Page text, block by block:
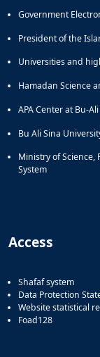
Government
President of the
Universities and
Hamadan Science
APA Center at Bu-
Bu Ali Sina
Ministry of Science,
System
Access
Shafaf system
Data Protection
Website statistical
Foad128